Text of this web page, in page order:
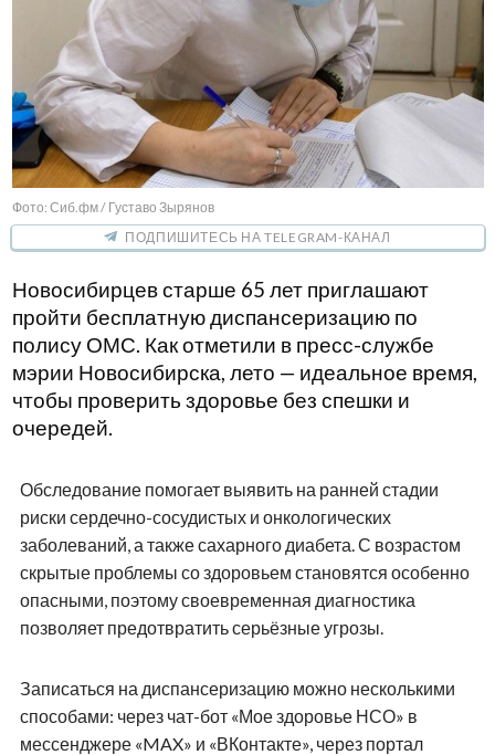
Фото: Сиб.фм / Густаво Зырянов
ПОДПИШИТЕСЬ НА TELEGRAM-КАНАЛ
Новосибирцев старше 65 лет приглашают
пройти бесплатную диспансеризацию по
полису ОМС. Как отметили в пресс-службе
мэрии Новосибирска, лето — идеальное время,
чтобы проверить здоровье без спешки и
очередей.
Обследование помогает выявить на ранней стадии
риски сердечно-сосудистых и онкологических
заболеваний, а также сахарного диабета. С возрастом
скрытые проблемы со здоровьем становятся особенно
опасными, поэтому своевременная диагностика
позволяет предотвратить серьёзные угрозы.
Записаться на диспансеризацию можно несколькими
способами: через чат-бот «Мое здоровье НСО» в
мессенджере «MAX» и «ВКонтакте», через портал